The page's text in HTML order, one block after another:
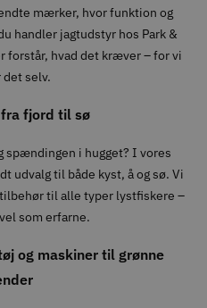
mærker, hvor funktion og
handler jagtudstyr hos Park &
forstår, hvad det kræver – for vi
det selv.
fjord til sø
spændingen i hugget? I vores
udvalg til både kyst, å og sø. Vi
til alle typer lystfiskere –
som erfarne.
og maskiner til grønne